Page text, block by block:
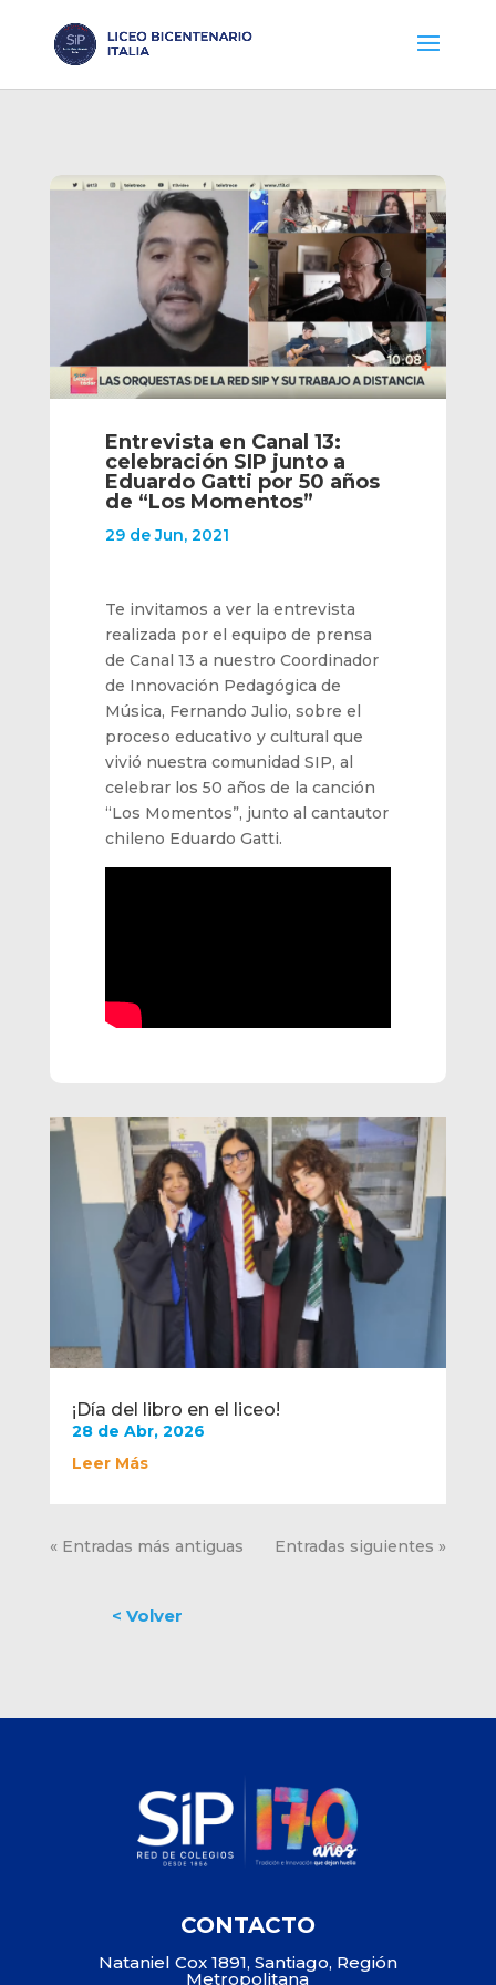
¡Día del libro en el liceo!
28 de Abr, 2026
Leer Más
« Entradas más antiguas Entradas siguientes »
Entrevista en Canal 13:
celebración SIP junto a
Eduardo Gatti por 50 años
de “Los Momentos”
29 de Jun, 2021
Te invitamos a ver la entrevista
realizada por el equipo de prensa
de Canal 13 a nuestro Coordinador
de Innovación Pedagógica de
Música, Fernando Julio, sobre el
proceso educativo y cultural que
vivió nuestra comunidad SIP, al
celebrar los 50 años de la canción
“Los Momentos”, junto al cantautor
chileno Eduardo Gatti.
CONTACTO
Nataniel Cox 1891, Santiago, Región
Metropolitana